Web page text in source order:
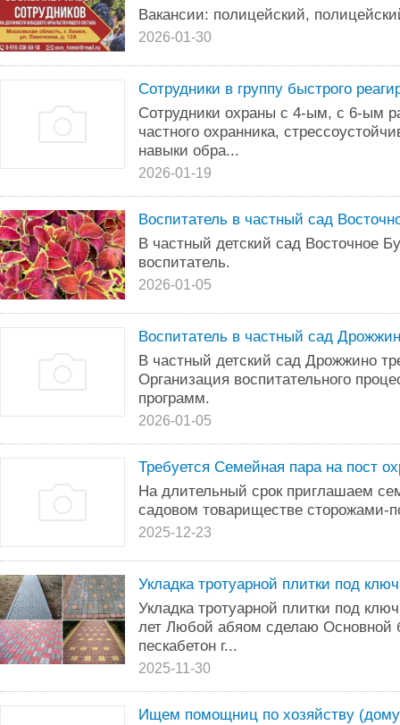
Вакансии: полицейский,
2026-01-30
Сотрудники в группу быстрого
Сотрудники охраны с 4-ым, с 6-ым
частного охранника,
навыки обра...
2026-01-19
Воспитатель в частный сад
В частный детский сад Восточное
воспитатель.
2026-01-05
Воспитатель в частный сад
В частный детский сад Дрожжино
Организация воспитательного
программ.
2026-01-05
Требуется Семейная пара на пост
На длительный срок приглашаем
садовом товариществе сторожами-
2025-12-23
Укладка тротуарной плитки под ключ
Укладка тротуарной плитки под
лет Любой абяом сделаю Основной
пескабетон г...
2025-11-30
Ищем помощниц по хозяйству